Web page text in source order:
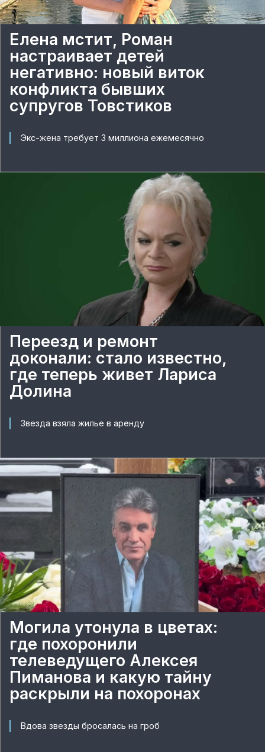
Елена мстит, Роман
настраивает детей
негативно: новый виток
конфликта бывших
супругов Товстиков
Экс-жена требует 3 миллиона ежемесячно
Переезд и ремонт
доконали: стало известно,
где теперь живет Лариса
Долина
Звезда взяла жилье в аренду
Могила утонула в цветах:
где похоронили
телеведущего Алексея
Пиманова и какую тайну
раскрыли на похоронах
Вдова звезды бросалась на гроб